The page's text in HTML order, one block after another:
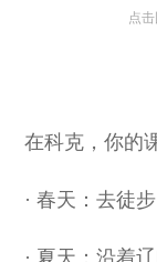
点
在科克，你的
· 春天：去徒